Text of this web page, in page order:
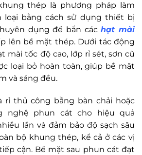
thép là phương pháp làm
loại bằng cách sử dụng thiết bị
dụng để bắn cáchạt mài
lên bề mặt thép. Dưới tác động
mài tốc độ cao, lớp rỉ sét, sơn cũ
loại bỏ hoàn toàn, giúp bề mặt
và sáng đều.
rỉ thủ công bằng bàn chải hoặc
nghệ phun cát cho hiệu quả
lần và đảm bảo độ sạch sâu
bộ khung thép, kể cả ở các vị
cận. Bề mặt sau phun cát đạt